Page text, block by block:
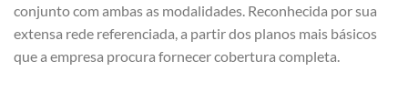
conjunto com ambas as modalidades. Reconhecida por sua
extensa rede referenciada, a partir dos planos mais básicos
que a empresa procura fornecer cobertura completa.